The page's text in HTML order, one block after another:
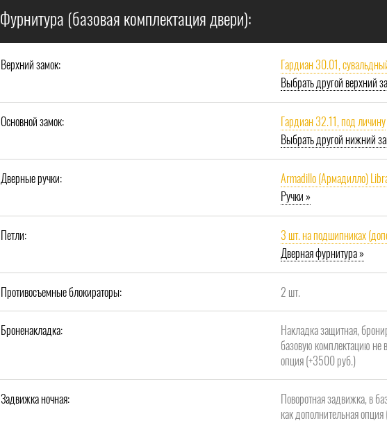
Фурнитура (базовая комплектация двери):
Верхний замок:
Гардиан 30.01,
Выбрать другой верхний
Основной замок:
Гардиан 32.11, под личину
Выбрать другой нижний
Дверные ручки:
Armadillo (Армадилло)
Ручки »
Петли:
3 шт. на подшипниках
Дверная фурнитура »
Противосъемные блокираторы: 2 шт.
Броненакладка:
Накладка защитная,
базовую комплектацию не
опция (+3500 руб.)
Задвижка ночная:
Поворотная задвижка, в
как дополнительная